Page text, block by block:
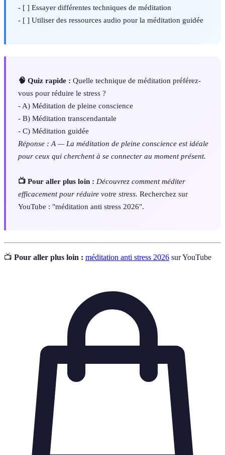
- [ ] Essayer différentes techniques de méditation
- [ ] Utiliser des ressources audio pour la méditation guidée
🧠 Quiz rapide : Quelle technique de méditation préférez-
vous pour réduire le stress ?
- A) Méditation de pleine conscience
- B) Méditation transcendantale
- C) Méditation guidée
Réponse : A — La méditation de pleine conscience est idéale
pour ceux qui cherchent à se connecter au moment présent.
📺 Pour aller plus loin : Découvrez comment méditer
efficacement pour réduire votre stress. Recherchez sur
YouTube : "méditation anti stress 2026".
📺 Pour aller plus loin : méditation anti stress 2026 sur YouTube